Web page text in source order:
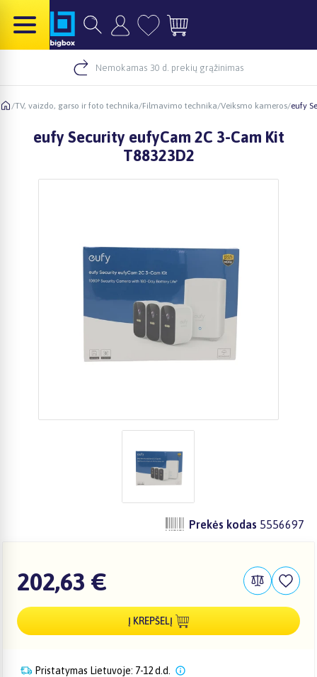
Nemokamas 30 d. prekių grąžinimas
/TV, vaizdo, garso ir foto technika/Filmavimo technika/Veiksmo kameros/eufy
eufy Security eufyCam 2C 3-Cam Kit
T88323D2
Prekės kodas 5556697
202,63 €
Į KREPŠELĮ
Pristatymas Lietuvoje: 7-12 d.d.